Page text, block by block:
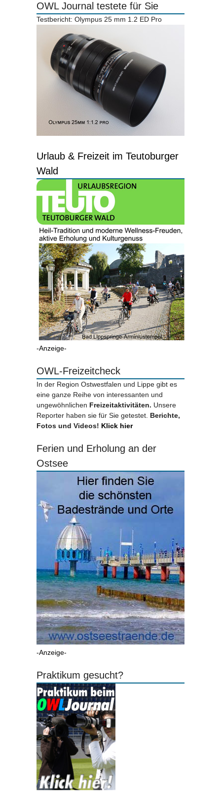
OWL Journal testete für Sie
Testbericht: Olympus 25 mm 1.2 ED Pro
Urlaub & Freizeit im Teutoburger
Wald
-Anzeige-
OWL-Freizeitcheck
In der Region Ostwestfalen und Lippe gibt es
eine ganze Reihe von interessanten und
ungewöhnlichen Freizeitaktivitäten. Unsere
Reporter haben sie für Sie getestet. Berichte,
Fotos und Videos! Klick hier
Ferien und Erholung an der
Ostsee
-Anzeige-
Praktikum gesucht?